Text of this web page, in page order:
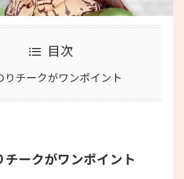
目次
りチークがワンポイント
チークがワンポイント